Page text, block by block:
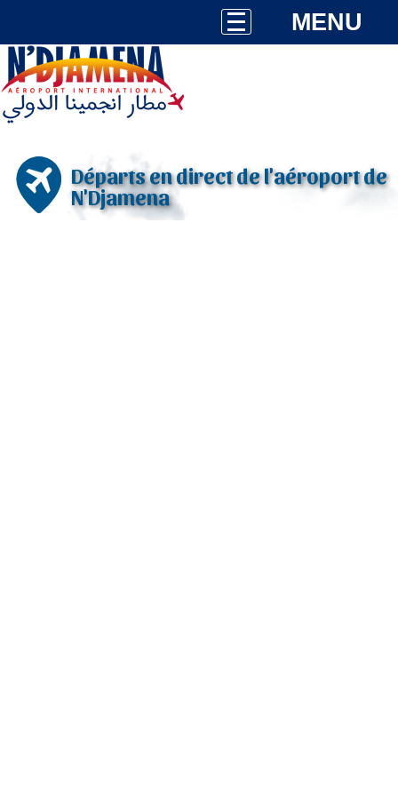
MENU
Départs en direct de l'aéroport de
N'Djamena